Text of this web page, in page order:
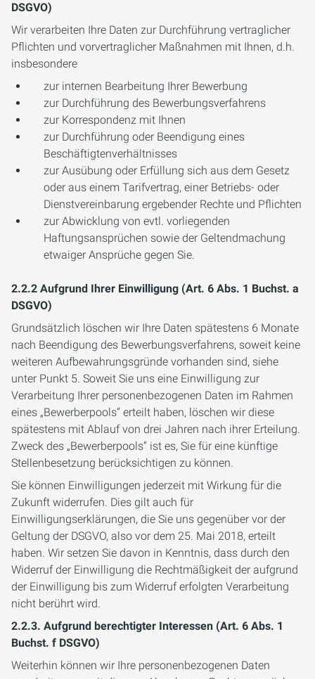
DSGVO)
Wir verarbeiten Ihre Daten zur Durchführung vertraglicher
Pflichten und vorvertraglicher Maßnahmen mit Ihnen, d.h.
insbesondere
zur internen Bearbeitung Ihrer Bewerbung
zur Durchführung des Bewerbungsverfahrens
zur Korrespondenz mit Ihnen
zur Durchführung oder Beendigung eines
Beschäftigtenverhältnisses
zur Ausübung oder Erfüllung sich aus dem Gesetz
oder aus einem Tarifvertrag, einer Betriebs- oder
Dienstvereinbarung ergebender Rechte und Pflichten
zur Abwicklung von evtl. vorliegenden
Haftungsansprüchen sowie der Geltendmachung
etwaiger Ansprüche gegen Sie.
2.2.2 Aufgrund Ihrer Einwilligung (Art. 6 Abs. 1 Buchst. a
DSGVO)
Grundsätzlich löschen wir Ihre Daten spätestens 6 Monate
nach Beendigung des Bewerbungsverfahrens, soweit keine
weiteren Aufbewahrungsgründe vorhanden sind, siehe
unter Punkt 5. Soweit Sie uns eine Einwilligung zur
Verarbeitung Ihrer personenbezogenen Daten im Rahmen
eines „Bewerberpools“ erteilt haben, löschen wir diese
spätestens mit Ablauf von drei Jahren nach ihrer Erteilung.
Zweck des „Bewerberpools“ ist es, Sie für eine künftige
Stellenbesetzung berücksichtigen zu können.
Sie können Einwilligungen jederzeit mit Wirkung für die
Zukunft widerrufen. Dies gilt auch für
Einwilligungserklärungen, die Sie uns gegenüber vor der
Geltung der DSGVO, also vor dem 25. Mai 2018, erteilt
haben. Wir setzen Sie davon in Kenntnis, dass durch den
Widerruf der Einwilligung die Rechtmäßigkeit der aufgrund
der Einwilligung bis zum Widerruf erfolgten Verarbeitung
nicht berührt wird.
2.2.3. Aufgrund berechtigter Interessen (Art. 6 Abs. 1
Buchst. f DSGVO)
Weiterhin können wir Ihre personenbezogenen Daten